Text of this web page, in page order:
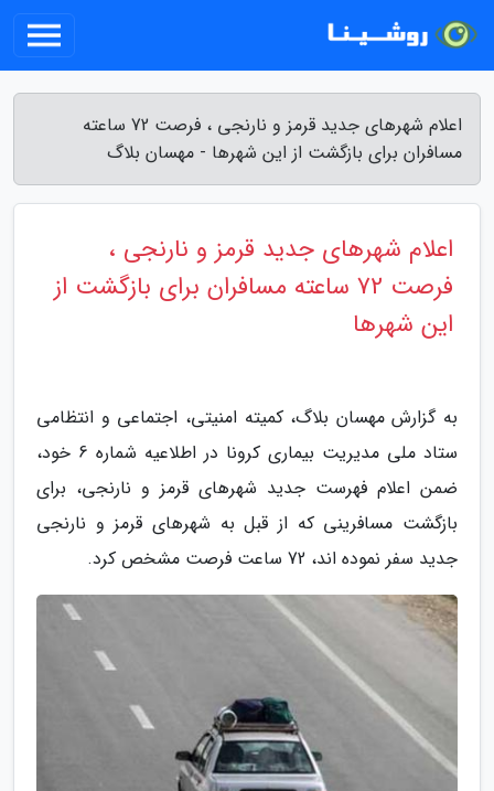
اعلام شهرهای جدید قرمز و نارنجی ، فرصت 72 ساعته
مسافران برای بازگشت از این شهرها - مهسان بلاگ
اعلام شهرهای جدید قرمز و نارنجی ،
فرصت 72 ساعته مسافران برای بازگشت از
این شهرها
به گزارش مهسان بلاگ، کمیته امنیتی، اجتماعی و انتظامی
ستاد ملی مدیریت بیماری کرونا در اطلاعیه شماره 6 خود،
ضمن اعلام فهرست جدید شهرهای قرمز و نارنجی، برای
بازگشت مسافرینی که از قبل به شهرهای قرمز و نارنجی
جدید سفر نموده اند، 72 ساعت فرصت مشخص کرد.